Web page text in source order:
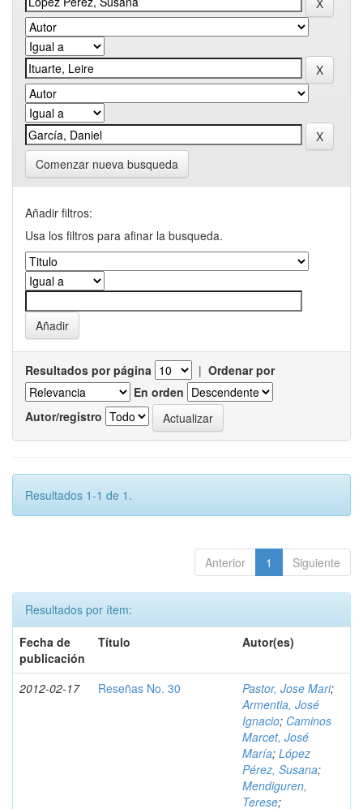
Comenzar nueva busqueda
Añadir filtros:
Usa los filtros para afinar la busqueda.
Resultados por página | Ordenar por
En orden
Autor/registro
Resultados 1-1 de 1.
Anterior 1 Siguiente
Resultados por ítem:
Fecha de
publicación
Título Autor(es)
2012-02-17 Reseñas No. 30 Pastor, Jose Mari;
Armentia, José
Ignacio; Caminos
Marcet, José
María; López
Pérez, Susana;
Mendiguren,
Terese;